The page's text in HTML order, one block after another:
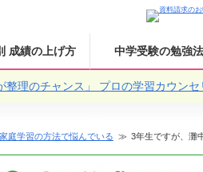
成績の上げ方 中学受験の勉強法
整理のチャンス」 プロの学習カウンセ
家庭学習の方法で悩んでいる 3年生ですが、灘